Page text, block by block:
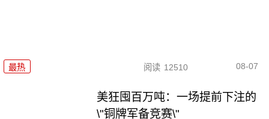
最热 阅读 12510 08-07
美狂囤百万吨：一场提前下注的
\"铜牌军备竞赛\"